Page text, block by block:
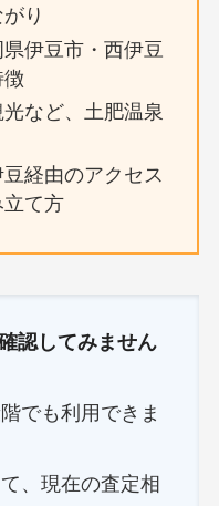
り
伊豆市・西伊豆
など、土肥温泉
経由のアクセス
て方
認してみません
でも利用できま
、現在の査定相